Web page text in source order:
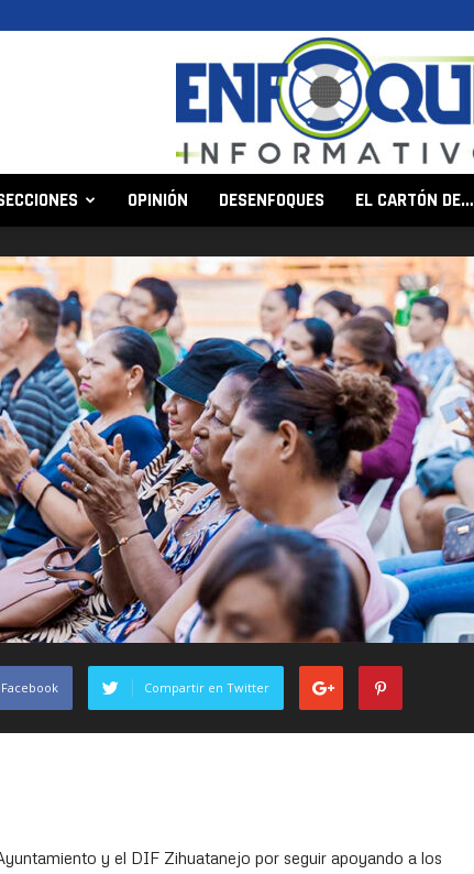
Informativo
OPINIÓN DESENFOQUES EL CARTÓN DE…
Compartir en Twitter
y el DIF Zihuatanejo por seguir apoyando a los